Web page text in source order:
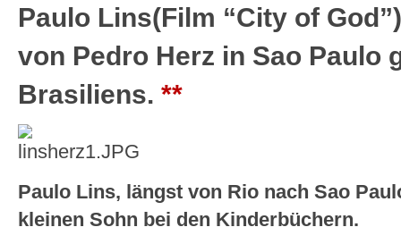
Paulo Lins(Film “City of
von Pedro Herz in Sao Paulo
Brasiliens. **
Paulo Lins, längst von Rio nach Sao
kleinen Sohn bei den Kinderbüchern.